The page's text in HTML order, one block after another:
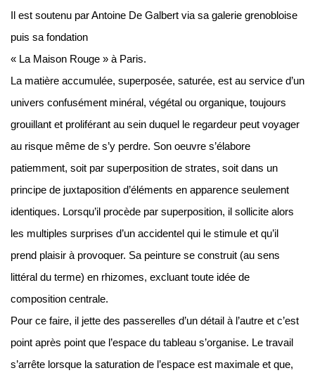
Il est soutenu par Antoine De Galbert via sa galerie grenobloise
puis sa fondation
« La Maison Rouge » à Paris.
La matière accumulée, superposée, saturée, est au service d’un
univers confusément minéral, végétal ou organique, toujours
grouillant et proliférant au sein duquel le regardeur peut voyager
au risque même de s’y perdre. Son oeuvre s’élabore
patiemment, soit par superposition de strates, soit dans un
principe de juxtaposition d’éléments en apparence seulement
identiques. Lorsqu’il procède par superposition, il sollicite alors
les multiples surprises d’un accidentel qui le stimule et qu’il
prend plaisir à provoquer. Sa peinture se construit (au sens
littéral du terme) en rhizomes, excluant toute idée de
composition centrale.
Pour ce faire, il jette des passerelles d’un détail à l’autre et c’est
point après point que l’espace du tableau s’organise. Le travail
s’arrête lorsque la saturation de l’espace est maximale et que,